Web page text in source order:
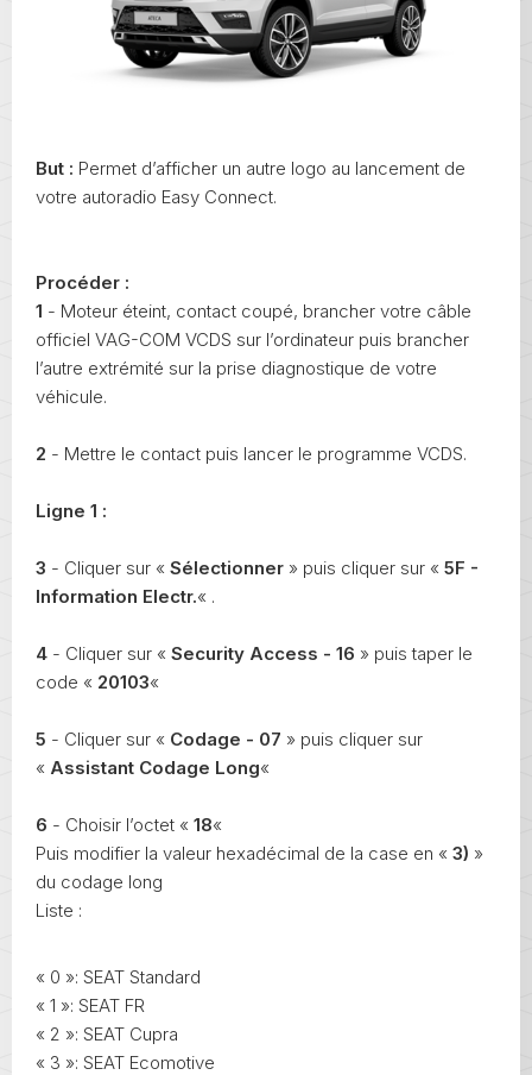
But : Permet d’afficher un autre logo au lancement de
votre autoradio Easy Connect.
Procéder :
1 - Moteur éteint, contact coupé, brancher votre câble
officiel VAG-COM VCDS sur l’ordinateur puis brancher
l’autre extrémité sur la prise diagnostique de votre
véhicule.
2 - Mettre le contact puis lancer le programme VCDS.
Ligne 1 :
3 - Cliquer sur « Sélectionner » puis cliquer sur « 5F -
Information Electr.« .
4 - Cliquer sur « Security Access - 16 » puis taper le
code « 20103«
5 - Cliquer sur « Codage - 07 » puis cliquer sur
« Assistant Codage Long«
6 - Choisir l’octet « 18«
Puis modifier la valeur hexadécimal de la case en « 3) »
du codage long
Liste :
« 0 »: SEAT Standard
« 1 »: SEAT FR
« 2 »: SEAT Cupra
« 3 »: SEAT Ecomotive